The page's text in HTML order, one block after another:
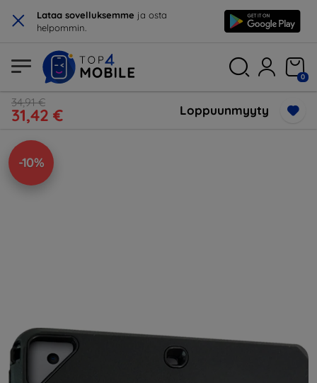
× Lataa sovelluksemme ja osta
helpommin.
0
34,91 €
31,42 € Loppuunmyyty
-10%